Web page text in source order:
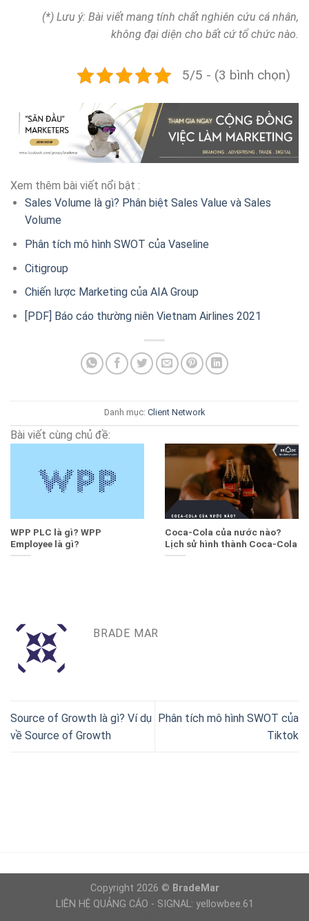
(*) Lưu ý: Bài viết mang tính chất nghiên cứu cá nhân,
không đại diện cho bất cứ tổ chức nào.
5/5 - (3 bình chọn)
Xem thêm bài viết nổi bật :
Sales Volume là gì? Phân biệt Sales Value và Sales
Volume
Phân tích mô hình SWOT của Vaseline
Citigroup
Chiến lược Marketing của AIA Group
[PDF] Báo cáo thường niên Vietnam Airlines 2021
Danh mục: Client Network
Bài viết cùng chủ đề:
WPP PLC là gì? WPP
Employee là gì?
Coca-Cola của nước nào?
Lịch sử hình thành Coca-Cola
BRADE MAR
Source of Growth là gì? Ví dụ
về Source of Growth
Phân tích mô hình SWOT của
Tiktok
Copyright 2026 © BradeMar
LIÊN HỆ QUẢNG CÁO - SIGNAL: yellowbee.61